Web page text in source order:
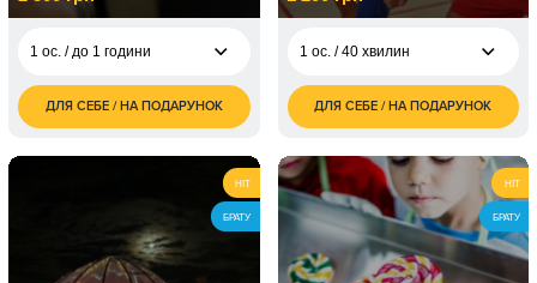
1 ос. / до 1 години
2 500
грн
ДЛЯ СЕБЕ / НА ПОДАРУНОК
1 ос. / 40 хвилин
1 200
грн
2 ос. / 40 хвилин
1 700
грн
ДЛЯ СЕБЕ / НА ПОДАРУНОК
HIT
БРАТУ
HIT
БРАТУ